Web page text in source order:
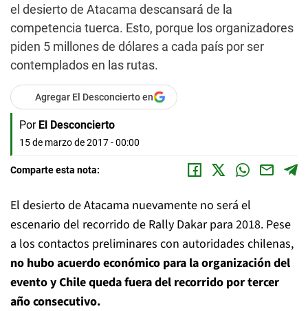
el desierto de Atacama descansará de la
competencia tuerca. Esto, porque los organizadores
piden 5 millones de dólares a cada país por ser
contemplados en las rutas.
Agregar El Desconcierto en
Por El Desconcierto
15 de marzo de 2017 - 00:00
Comparte esta nota:
El desierto de Atacama nuevamente no será el
escenario del recorrido de Rally Dakar para 2018. Pese
a los contactos preliminares con autoridades chilenas,
no hubo acuerdo económico para la organización del
evento y Chile queda fuera del recorrido por tercer
año consecutivo.